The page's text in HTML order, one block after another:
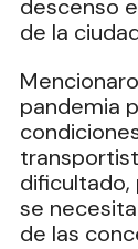
descenso
de la
pandemia
dificultado,
se
de las